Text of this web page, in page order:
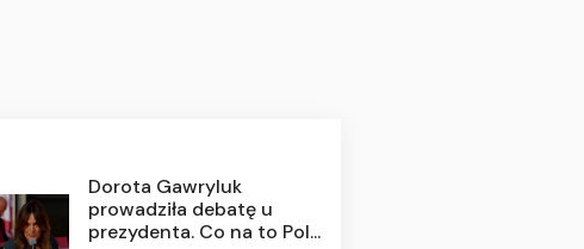
Dorota Gawryluk
prowadziła debatę u
prezydenta. Co na to Pol...